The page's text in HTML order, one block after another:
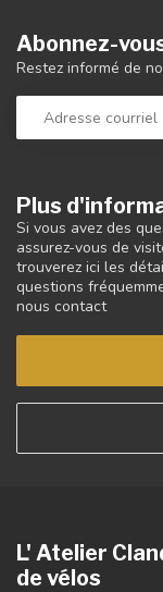
Plus
Si vous avez des
assurez-vous de
trouverez ici les
questions
nous contact
Abonnez-
Restez informé de
L' Atelier
de vélos